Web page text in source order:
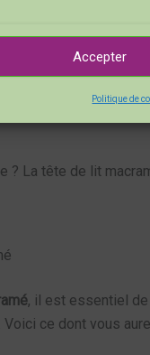
Accepter
Politique de
douce et
, même
pas cher !
La tête de lit
, il est essentiel
ce dont vous